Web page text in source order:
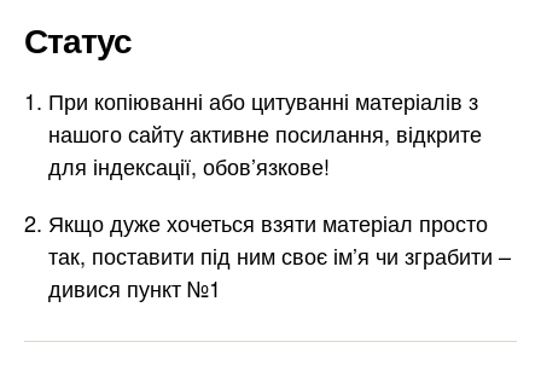
Статус
При копіюванні або цитуванні матеріалів з
нашого сайту активне посилання, відкрите
для індексації, обов’язкове!
Якщо дуже хочеться взяти матеріал просто
так, поставити під ним своє ім’я чи зграбити –
дивися пункт №1